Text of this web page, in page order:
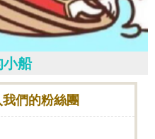
小船
們的粉絲團